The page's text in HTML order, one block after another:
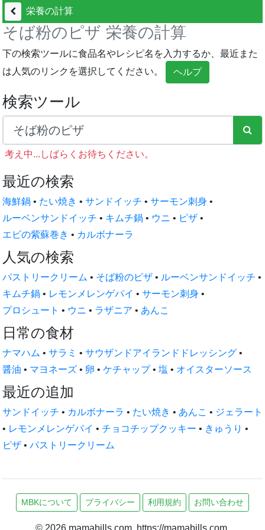
栄養の計算
そば粉のピザ 栄養の計算
下の検索ツールに食品名やレシピ名を入力するか、最近また
は人気のリンクを選択してください。
ヘルプ
検索ツール
考え中...しばらくお待ちください。
最近の検索
海鮮鍋 • たい焼き • サンドイッチ • サーモン刺身 •
ルーベンサンドイッチ • キムチ鍋 • ウニ • ピザ •
エビの紫蘇巻き • カルボナーラ
人気の検索
パストリークリーム • そば粉のピザ • ルーベンサンドイッチ •
キムチ鍋 • レモンメレンゲパイ • サーモン刺身 •
プロシュート • ウニ • ラザニア • あんこ
日常の食材
ナマハム • サラミ • サウザンドアイランドドレッシング •
醤油 • マヨネーズ • 卵 • ケチャップ• 塩 • オイスターソース
最近の追加
サンドイッチ • カルボナーラ • たい焼き • あんこ • ジェラート
• レモンメレンゲパイ • チョコチップクッキー • きゅうり •
ピザ • パストリークリーム
MBKについて プライバシー 利用規約 お問い合わせ
© 2026 mamabills.com. https://mamabills.com.